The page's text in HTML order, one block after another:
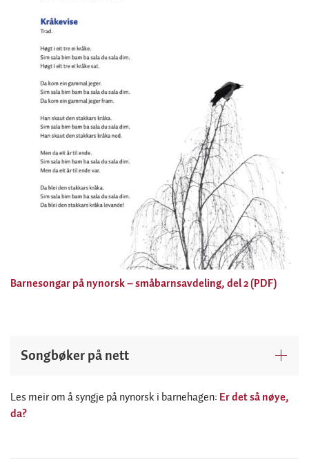
Barnesongar på nynorsk – småbarnsavdeling, del 2 (PDF)
Songbøker på nett
Les meir om å syngje på nynorsk i barnehagen: Er det så nøye,
da?